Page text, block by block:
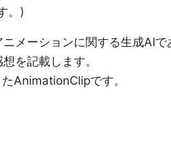
。)
メーションに関する生成AI
を記載します。
AnimationClipです。